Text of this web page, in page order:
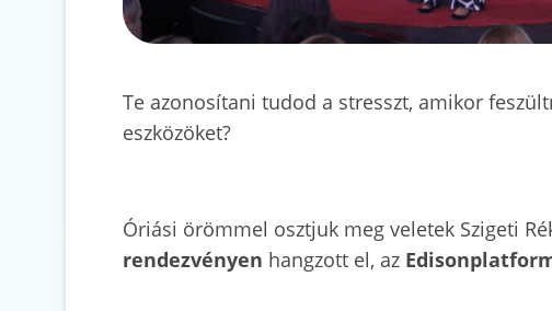
Te azonosítani tudod a stresszt, amikor
eszközöket?
Óriási örömmel osztjuk meg veletek Szigeti
rendezvényen hangzott el, az